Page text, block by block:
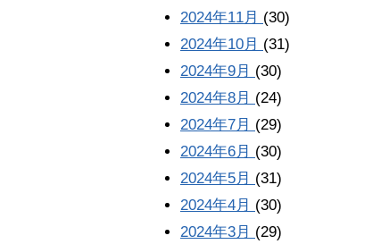
2024年11月 (30)
2024年10月 (31)
2024年9月 (30)
2024年8月 (24)
2024年7月 (29)
2024年6月 (30)
2024年5月 (31)
2024年4月 (30)
2024年3月 (29)